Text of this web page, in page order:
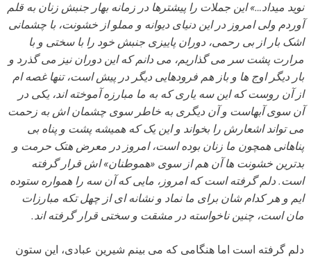
نوید می‎داد…» این جملات را پیشترها در زمانه بهار جنبش زنان به قلم
آوردم ولی امروز در این دنیای دیوانه و مملو از خشونت، با چشمانی
اشک بار از بی رحمی، دوران پاییزی جنبش خود را با سختی و با
مرارت پشت سر می گذاریم، می دانم که این دوران نیز می گذرد و
بار دیگر اوج ها و باز هم فرودهایی دیگر در پیش است، تنها غصه ام
از آن روست که این سه یاری که به ما مبارزه آموخته اند، یکی در
آن سوی آبهاست و آن دیگری به خاطر سوی چشمان اش به زحمت
می تواند اشعارش را بخواند و این یک که همیشه پشت و پناه بی
پناهانی همچون ما زنان بوده است، امروز در معرض هتک حرمت و
بدترین خشونت ها آن هم از سوی «هموطنان» اش قرار گرفته
است. دلم گرفته است که امروز، مایی که آن سه را همواره ستوده
ایم و هر کدام شان برای ما نماد و نشانه ای از چهل تکه مبارزات
مان است، چنین ناخواسته در مشقت و سختی قرار گرفته اند.
دلم گرفته است اما هنگامی که می بینم شیرین عبادی، این ستون